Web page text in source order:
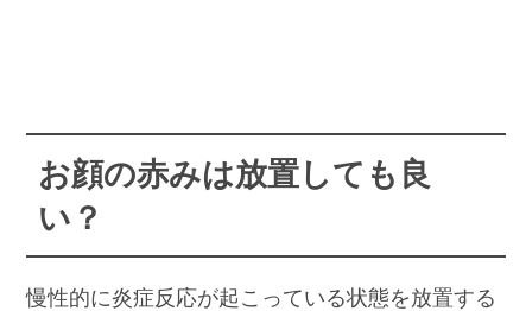
お顔の赤みは放置しても良
い？
慢性的に炎症反応が起こっている状態を放置する